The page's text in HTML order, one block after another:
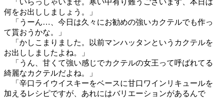
「いらっしゃいませ。寒い中有り難うございます、本日は
何をお出ししましょう。」
「うーん…、今日は久々にお勧めの強いカクテルでも作っ
て貰おうかな。」
「かしこまりました。以前マンハッタンというカクテルを
お出ししましたよね。」
「うん、甘くて強い感じでカクテルの女王って呼ばれてる
綺麗なカクテルだよね。」
「辛口ライウイスキーをベースに甘口ワインリキュールを
加えるレシピですが、あれにはバリエーションがあるんで